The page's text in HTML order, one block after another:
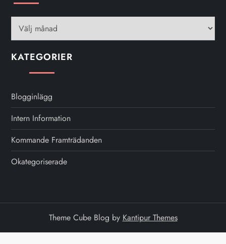
KATEGORIER
Blogginlägg
Intern Information
Kommande Framträdanden
Okategoriserade
Theme Cube Blog by Kantipur Themes